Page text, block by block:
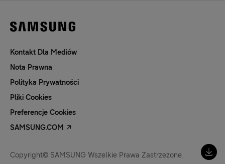
Kontakt Dla Mediów
Nota Prawna
Polityka Prywatności
Pliki Cookies
Preferencje Cookies
SAMSUNG.COM
Copyright© SAMSUNG Wszelkie Prawa Zastrzeżone.